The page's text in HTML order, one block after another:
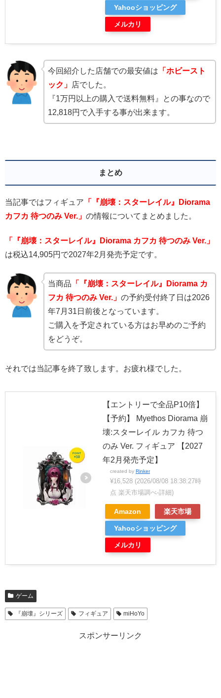
Yahooショッピング
メルカリ
今回紹介した店舗での最安値は 「ホビースト
ック」 店でした。
『1万円以上の購入で送料無料』との事なので
12,818円で入手する事が出来ます。
まとめ
当記事ではフィギュア 「『崩壊：スターレイル』Diorama
カフカ 待つのみ Ver.」 の情報についてまとめました。
「『崩壊：スターレイル』Diorama カフカ 待つのみ Ver.」
は税込14,905円で2027年2月発売予定です。
当商品 「『崩壊：スターレイル』Diorama カ
フカ 待つのみ Ver.」の予約受付終了日は2026
年7月31日前後となっています。
ご購入を予定されている方はお早めのご予約
をどうぞ。
それでは当記事を終了致します。お疲れ様でした。
【エントリーで全品P10倍】
【予約】 Myethos Diorama 崩
壊:スターレイル カフカ 待つ
のみ Ver. フィギュア 【2027
年2月発売予定】
created by Rinker
¥16,528 (2026/08/08 18:38:27時
点 楽天市場調べ-詳細)
Amazon 楽天市場
Yahooショッピング
メルカリ
ゲーム
『崩壊』シリーズ フィギュア miHoYo
スポンサーリンク